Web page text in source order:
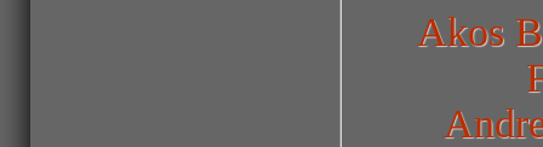
Akos